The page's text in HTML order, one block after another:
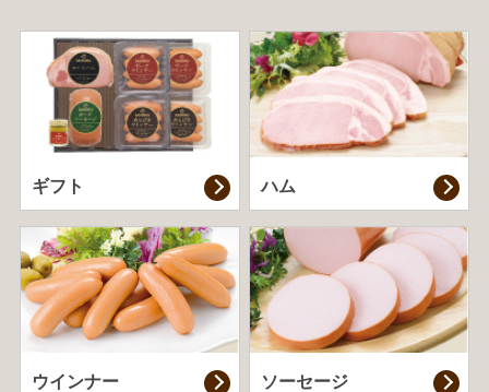
ギフト ハム
ウインナー ソーセージ